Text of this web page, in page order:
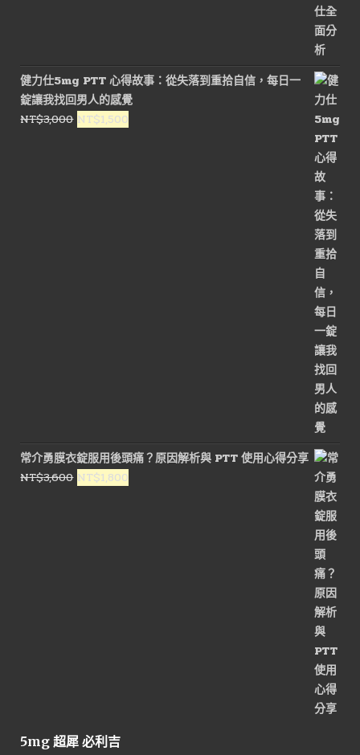
健力仕5mg PTT 心得故事：從失落到重拾自信，每日一
錠讓我找回男人的感覺
NT$3,000 原
NT$1,500
常介勇膜衣錠服用後頭痛？原因解析與 PTT 使用心得分享
NT$3,600 原
NT$1,800
5mg 超犀 必利吉